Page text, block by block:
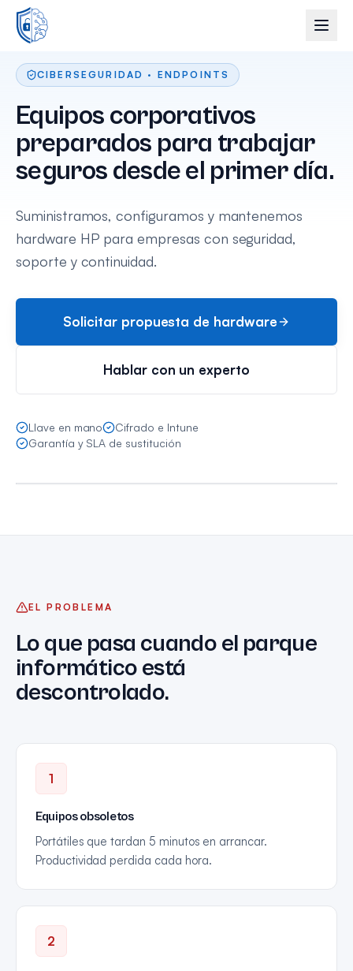
CIBERSEGURIDAD · ENDPOINTS
Equipos corporativos
preparados para trabajar
seguros desde el primer día.
Suministramos, configuramos y mantenemos
hardware HP para empresas con seguridad,
soporte y continuidad.
Solicitar propuesta de hardware
Hablar con un experto
Llave en mano
Cifrado e Intune
Garantía y SLA de sustitución
DETECCIÓN · RESPUESTA · RECUPERACIÓN
EL PROBLEMA
Lo que pasa cuando el parque
informático está
descontrolado.
1
Equipos obsoletos
Portátiles que tardan 5 minutos en arrancar.
Productividad perdida cada hora.
2